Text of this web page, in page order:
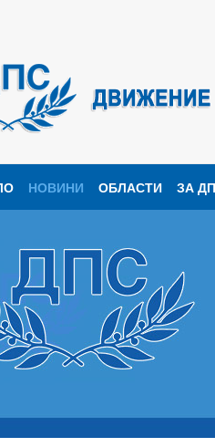
НОВИНИ ОБЛАСТИ ЗА